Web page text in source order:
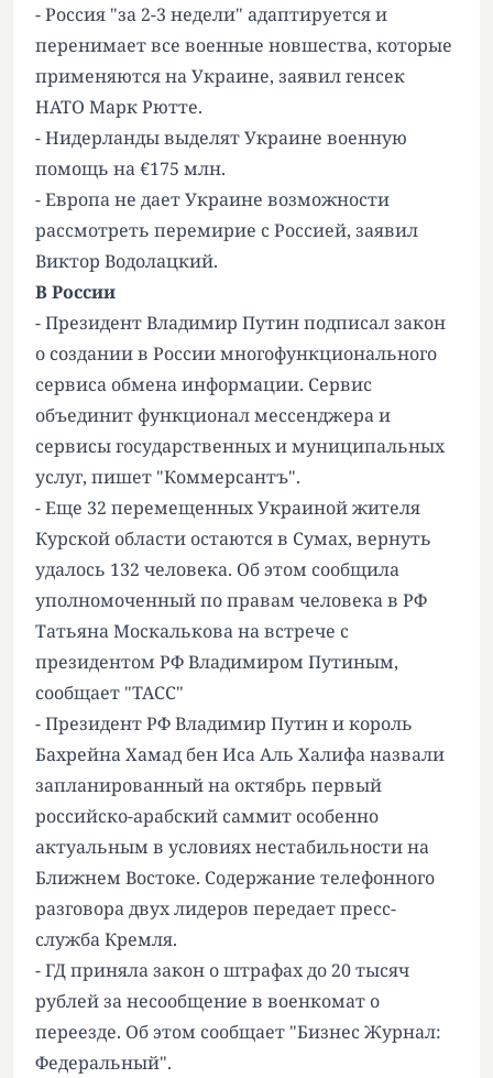
- Россия "за 2-3 недели" адаптируется и
перенимает все военные новшества, которые
применяются на Украине, заявил генсек
НАТО Марк Рютте.
- Нидерланды выделят Украине военную
помощь на €175 млн.
- Европа не дает Украине возможности
рассмотреть перемирие с Россией, заявил
Виктор Водолацкий.
В России
- Президент Владимир Путин подписал закон
о создании в России многофункционального
сервиса обмена информации. Сервис
объединит функционал мессенджера и
сервисы государственных и муниципальных
услуг, пишет "Коммерсантъ".
- Еще 32 перемещенных Украиной жителя
Курской области остаются в Сумах, вернуть
удалось 132 человека. Об этом сообщила
уполномоченный по правам человека в РФ
Татьяна Москалькова на встрече с
президентом РФ Владимиром Путиным,
сообщает "ТАСС"
- Президент РФ Владимир Путин и король
Бахрейна Хамад бен Иса Аль Халифа назвали
запланированный на октябрь первый
российско-арабский саммит особенно
актуальным в условиях нестабильности на
Ближнем Востоке. Содержание телефонного
разговора двух лидеров передает пресс-
служба Кремля.
- ГД приняла закон о штрафах до 20 тысяч
рублей за несообщение в военкомат о
переезде. Об этом сообщает "Бизнес Журнал:
Федеральный".